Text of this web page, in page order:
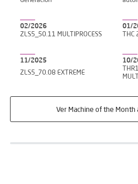
02/2026
ZLS5_50.11 MULTIPROCESS
01/
11/2025
ZLS5_70.08 EXTREME
10/
Ver Machine of the Month